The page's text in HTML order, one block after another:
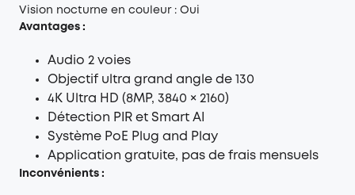
Vision nocturne en couleur : Oui
Avantages :
Audio 2 voies
Objectif ultra grand angle de 130
4K Ultra HD (8MP, 3840 × 2160)
Détection PIR et Smart AI
Système PoE Plug and Play
Application gratuite, pas de frais mensuels
Inconvénients :